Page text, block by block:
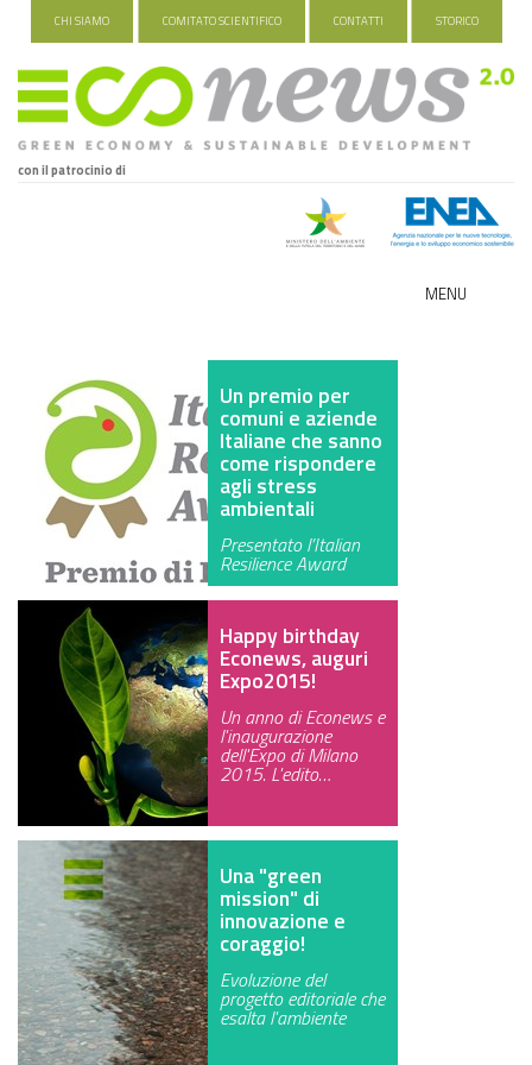
CHI SIAMO COMITATO SCIENTIFICO CONTATTI STORICO
con il patrocinio di
MENU
INDUSTRIA VERDE
FOOD&TRAVEL
HEALTH&WELLNESS
GREEN TECH
GLOCAL
ECO-EVENTI
ECOINCENTRIAMOCI
Un premio per
comuni e aziende
Italiane che sanno
come rispondere
agli stress
ambientali
Presentato l’Italian
Resilience Award
Happy birthday
Econews, auguri
Expo2015!
Un anno di Econews e
l'inaugurazione
dell'Expo di Milano
2015. L'edito…
Una "green
mission" di
innovazione e
coraggio!
Evoluzione del
progetto editoriale che
esalta l'ambiente